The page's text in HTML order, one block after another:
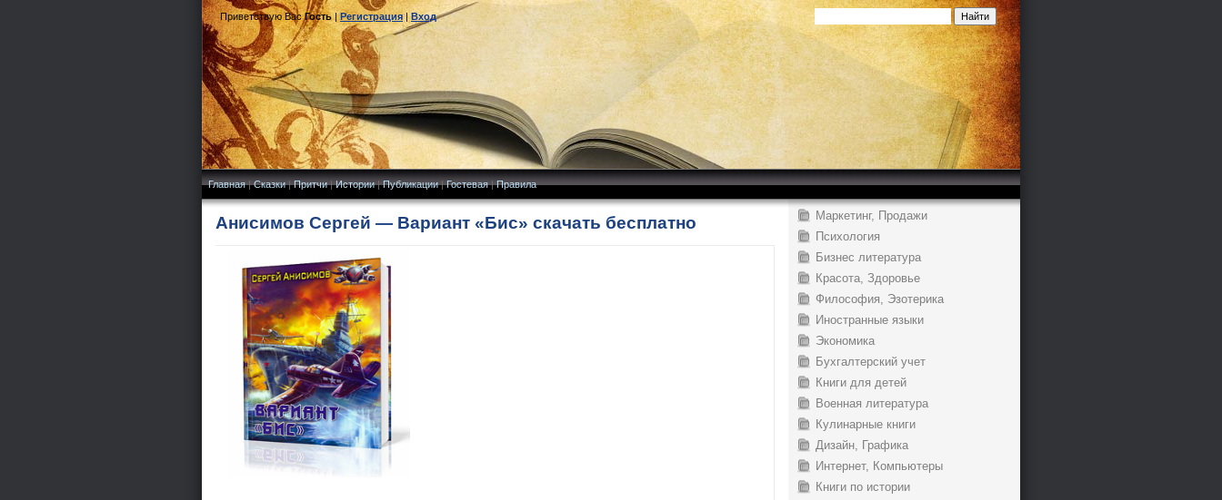
Приветствую Вас Гость|Регистрация|Вход
Главная|Сказки|Притчи|Истории|Публикации|Гостевая|Правила
Анисимов Сергей — Вариант «Бис» скачать бесплатно
Маркетинг, Продажи
Психология
Бизнес литература
Красота, Здоровье
Философия, Эзотерика
Иностранные языки
Экономика
Бухгалтерский учет
Книги для детей
Военная литература
Кулинарные книги
Дизайн, Графика
Интернет, Компьютеры
Книги по истории